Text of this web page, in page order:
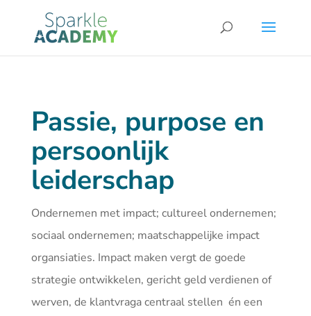
Passie, purpose en
persoonlijk
leiderschap
Ondernemen met impact; cultureel ondernemen;
sociaal ondernemen; maatschappelijke impact
organsiaties. Impact maken vergt de goede
strategie ontwikkelen, gericht geld verdienen of
werven, de klantvraga centraal stellen én een